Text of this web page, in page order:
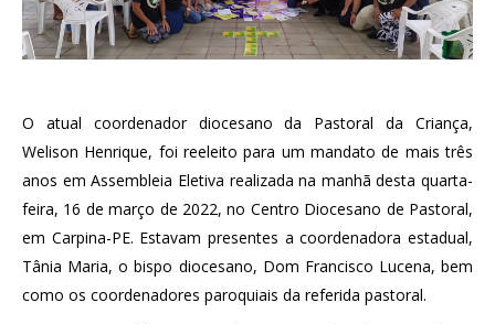
O atual coordenador diocesano da Pastoral da Criança,
Welison Henrique, foi reeleito para um mandato de mais três
anos em Assembleia Eletiva realizada na manhã desta quarta-
feira, 16 de março de 2022, no Centro Diocesano de Pastoral,
em Carpina-PE. Estavam presentes a coordenadora estadual,
Tânia Maria, o bispo diocesano, Dom Francisco Lucena, bem
como os coordenadores paroquiais da referida pastoral.